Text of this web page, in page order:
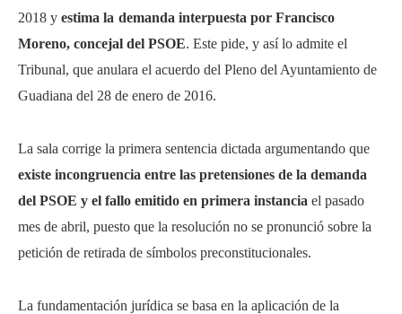
2018 y estima la demanda interpuesta por Francisco
Moreno, concejal del PSOE. Este pide, y así lo admite el
Tribunal, que anulara el acuerdo del Pleno del Ayuntamiento de
Guadiana del 28 de enero de 2016.
La sala corrige la primera sentencia dictada argumentando que
existe incongruencia entre las pretensiones de la demanda
del PSOE y el fallo emitido en primera instancia el pasado
mes de abril, puesto que la resolución no se pronunció sobre la
petición de retirada de símbolos preconstitucionales.
La fundamentación jurídica se basa en la aplicación de la